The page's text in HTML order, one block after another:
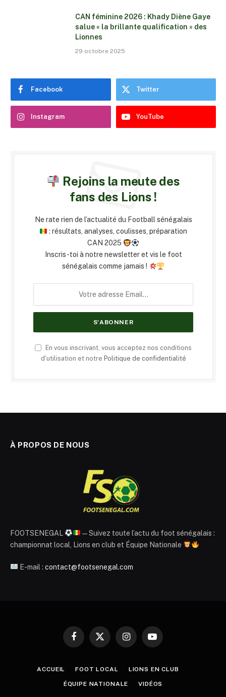
CAN féminine 2026 : Khady Diène Gaye
salue « la brillante qualification » des
Lionnes
29 octobre 2025
Facebook Twitter
Instagram YouTube
Rejoins la meute des
fans des Lions !
Ne rate rien de l’actualité du Football sénégalais
: résultats, analyses, coulisses, préparation
CAN 2025
Inscris-toi à notre newsletter et vis le foot
sénégalais comme jamais !
En vous inscrivant, vous acceptez nos conditions
d'utilisation et notre Politique de confidentialité
À PROPOS DE NOUS
FOOTSENEGAL
— Suivez toute l’actu du foot sénégalais :
championnat local, Lions en club et Équipe Nationale
E-mail : contact@footsenegal.com
Facebook
X
InstagramYouTube
ACCUEIL FOOT LOCAL LIONS EN CLUB
ÉQUIPE NATIONALE VIDÉOS